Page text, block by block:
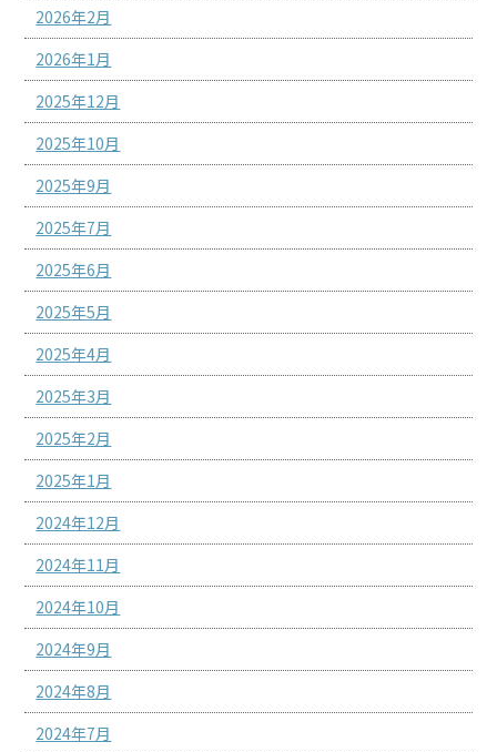
2026年2月
2026年1月
2025年12月
2025年10月
2025年9月
2025年7月
2025年6月
2025年5月
2025年4月
2025年3月
2025年2月
2025年1月
2024年12月
2024年11月
2024年10月
2024年9月
2024年8月
2024年7月